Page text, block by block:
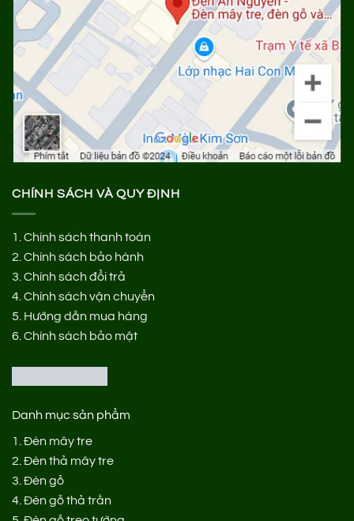
CHÍNH SÁCH VÀ QUY ĐỊNH
1. Chính sách thanh toán
2. Chính sách bảo hành
3. Chính sách đổi trả
4. Chính sách vận chuyển
5. Hướng dẫn mua hàng
6. Chính sách bảo mật
Danh mục sản phẩm
1. Đèn mây tre
2. Đèn thả mây tre
3. Đèn gỗ
4. Đèn gỗ thả trần